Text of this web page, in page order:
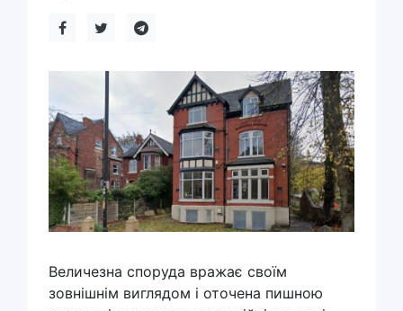
Величезна споруда вражає своїм
зовнішнім виглядом і оточена пишною